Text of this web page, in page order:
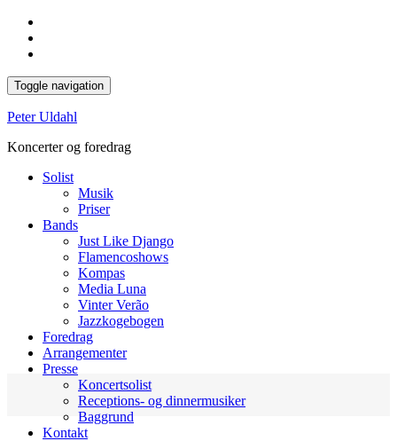
Toggle navigation
Peter Uldahl
Koncerter og foredrag
Solist
Musik
Priser
Bands
Just Like Django
Flamencoshows
Kompas
Media Luna
Vinter Verão
Jazzkogebogen
Foredrag
Arrangementer
Presse
Koncertsolist
Receptions- og dinnermusiker
Baggrund
Kontakt